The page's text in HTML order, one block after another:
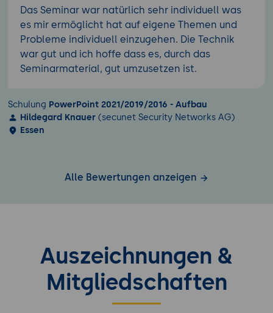
Das Seminar war natürlich sehr individuell was
es mir ermöglicht hat auf eigene Themen und
Probleme individuell einzugehen. Die Technik
war gut und ich hoffe dass es, durch das
Seminarmaterial, gut umzusetzen ist.
Schulung PowerPoint 2021/2019/2016 - Aufbau
Hildegard Knauer (secunet Security Networks AG)
Essen
Alle Bewertungen anzeigen
Auszeichnungen &
Mitgliedschaften